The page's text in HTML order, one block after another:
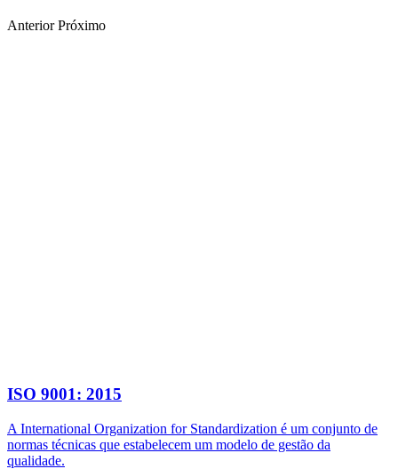
Anterior Próximo
ISO 9001: 2015
A International Organization for Standardization é um conjunto de
normas técnicas que estabelecem um modelo de gestão da
qualidade.